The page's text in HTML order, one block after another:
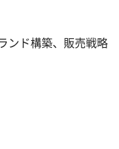
ンド構築、販売戦略